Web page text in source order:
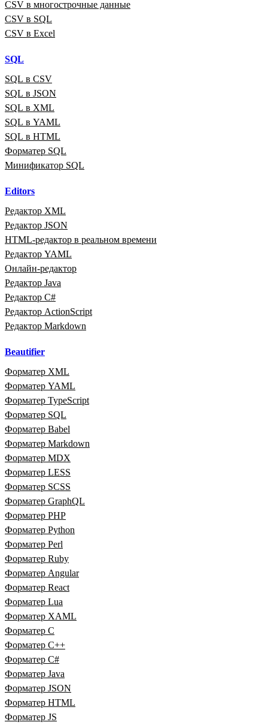
CSV в многострочные данные
CSV в SQL
CSV в Excel
SQL
SQL в CSV
SQL в JSON
SQL в XML
SQL в YAML
SQL в HTML
Форматер SQL
Минификатор SQL
Editors
Редактор XML
Редактор JSON
HTML‑редактор в реальном времени
Редактор YAML
Онлайн‑редактор
Редактор Java
Редактор C#
Редактор ActionScript
Редактор Markdown
Beautifier
Форматер XML
Форматер YAML
Форматер TypeScript
Форматер SQL
Форматер Babel
Форматер Markdown
Форматер MDX
Форматер LESS
Форматер SCSS
Форматер GraphQL
Форматер PHP
Форматер Python
Форматер Perl
Форматер Ruby
Форматер Angular
Форматер React
Форматер Lua
Форматер XAML
Форматер C
Форматер C++
Форматер C#
Форматер Java
Форматер JSON
Форматер HTML
Форматер JS